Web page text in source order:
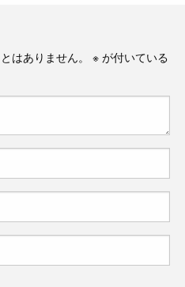
はありません。 ※ が付いている